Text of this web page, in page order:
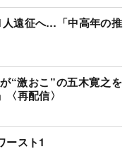
遠征へ…「中高年の推
“激おこ”の五木寛之を
再配信〉
ースト1